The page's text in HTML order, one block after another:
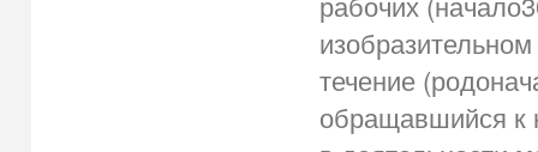
течение
обращавшийся к